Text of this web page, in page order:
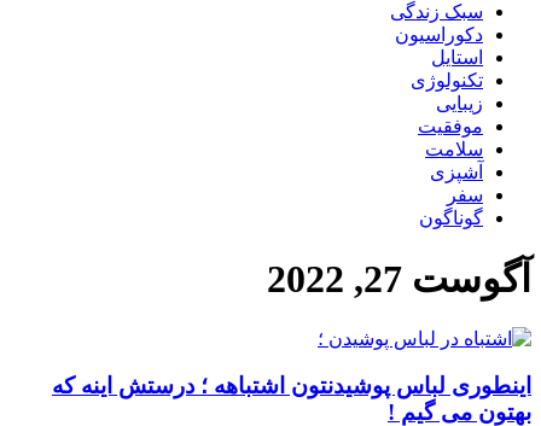
سبک زندگی
دکوراسیون
استایل
تکنولوژی
زیبایی
موفقیت
سلامت
آشپزی
سفر
گوناگون
آگوست 27, 2022
اینطوری لباس پوشیدنتون اشتباهه ؛ درستش اینه که
بهتون می گیم !